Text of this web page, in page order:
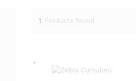
1 Products found